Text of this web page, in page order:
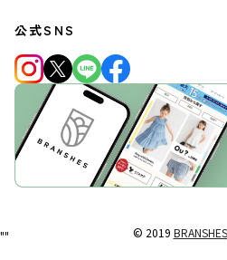
公式SNS
© 2019 BRANSHES
""